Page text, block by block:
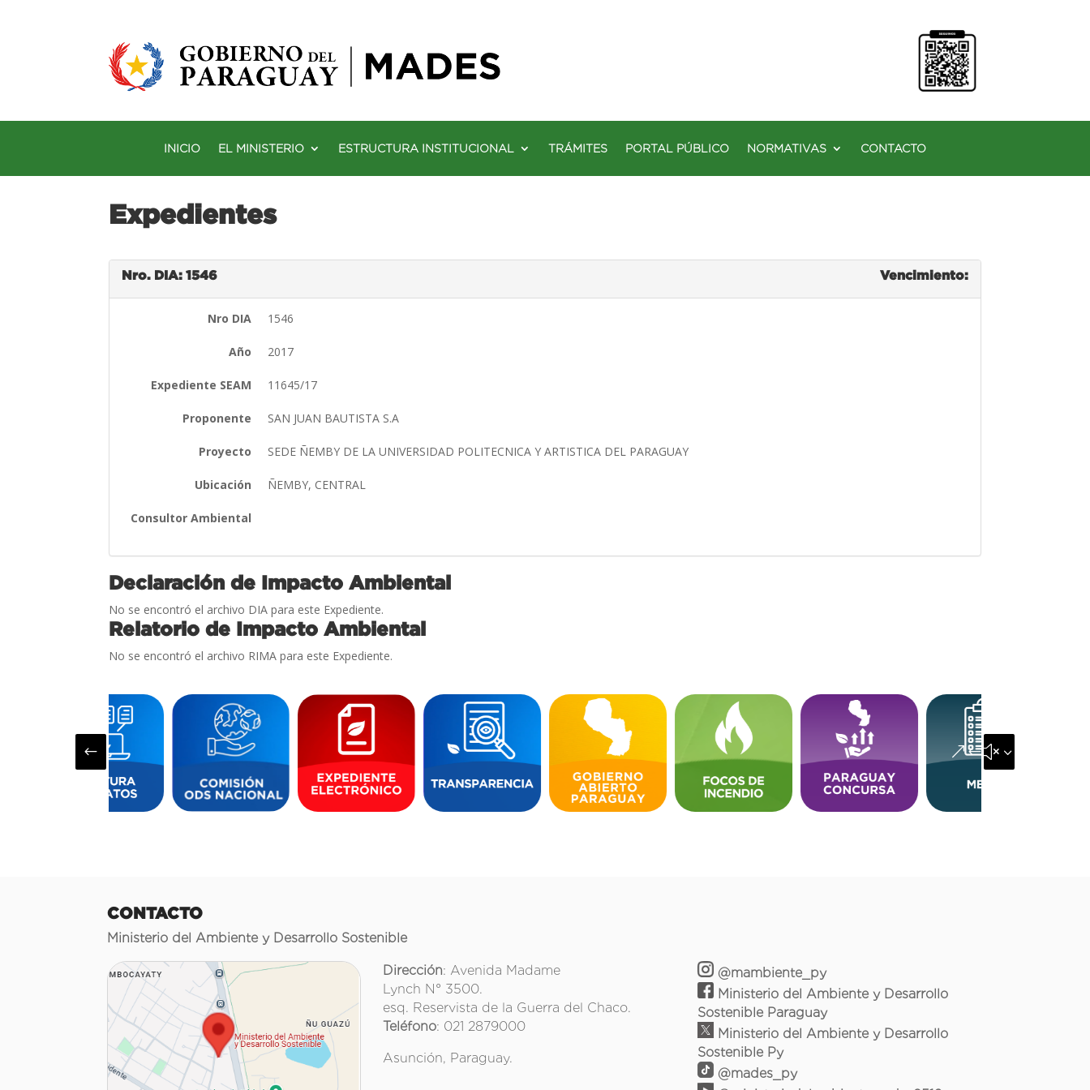
INICIO EL MINISTERIO ESTRUCTURA INSTITUCIONAL TRÁMITES PORTAL PÚBLICO NORMATIVAS CONTACTO
Expedientes
Nro. DIA: 1546 Vencimiento:
Nro DIA 1546
Año 2017
Expediente SEAM 11645/17
Proponente SAN JUAN BAUTISTA S.A
Proyecto SEDE ÑEMBY DE LA UNIVERSIDAD POLITECNICA Y ARTISTICA DEL PARAGUAY
Ubicación ÑEMBY, CENTRAL
Consultor Ambiental
Declaración de Impacto Ambiental
No se encontró el archivo DIA para este Expediente.
Relatorio de Impacto Ambiental
No se encontró el archivo RIMA para este Expediente.
# &#x35;
CONTACTO
Ministerio del Ambiente y Desarrollo Sostenible
Dirección: Avenida Madame
Lynch N° 3500.
esq. Reservista de la Guerra del Chaco.
Teléfono: 021 2879000
Asunción, Paraguay.
@mambiente_py
Ministerio del Ambiente y Desarrollo
Sostenible Paraguay
Ministerio del Ambiente y Desarrollo
Sostenible Py
@mades_py